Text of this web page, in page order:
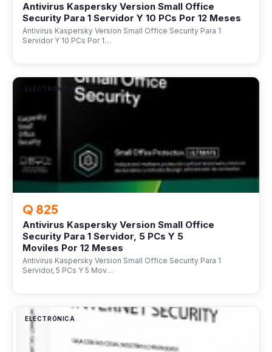
Antivirus Kaspersky Version Small Office
Security Para 1 Servidor Y 10 PCs Por 12 Meses
Antivirus Kaspersky Version Small Office Security Para 1
Servidor Y 10 PCs Por 1…
ELECTRÓNICA
Q 825
Antivirus Kaspersky Version Small Office
Security Para 1 Servidor, 5 PCs Y 5
Moviles Por 12 Meses
Antivirus Kaspersky Version Small Office Security Para 1
Servidor, 5 PCs Y 5 Mov…
ELECTRÓNICA